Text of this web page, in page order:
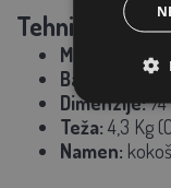
Tehnične
Material:
Barva:
bela
Dimenzije:74
Teža: 4,3 Kg
Namen: